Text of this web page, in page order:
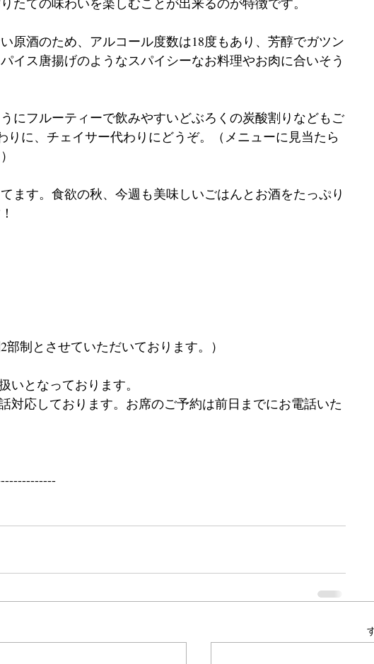
原酒のため、アルコール度数は18度もあり、芳醇でガツン
イス唐揚げのようなスパイシーなお料理やお肉に合いそう
にフルーティーで飲みやすいどぶろくの炭酸割りなどもご
りに、チェイサー代わりにどうぞ。（メニューに見当たら
ます。食欲の秋、今週も美味しいごはんとお酒をたっぷり
部制とさせていただいております。）
いとなっております。
対応しております。お席のご予約は前日までにお電話いた